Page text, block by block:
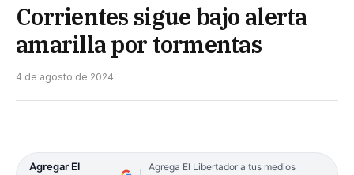
Corrientes sigue bajo alerta
amarilla por tormentas
4 de agosto de 2024
Agregar El
Agrega El Libertador a tus medios